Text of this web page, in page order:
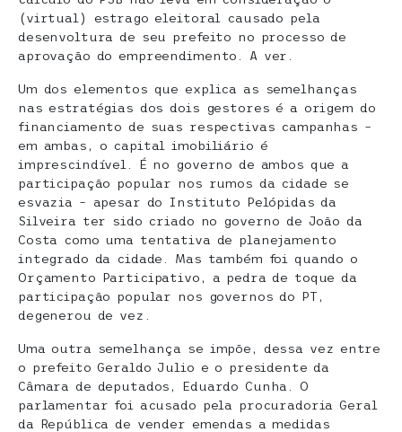
(virtual) estrago eleitoral causado pela
desenvoltura de seu prefeito no processo de
aprovação do empreendimento. A ver.
Um dos elementos que explica as semelhanças
nas estratégias dos dois gestores é a origem do
financiamento de suas respectivas campanhas –
em ambas, o capital imobiliário é
imprescindível. É no governo de ambos que a
participação popular nos rumos da cidade se
esvazia – apesar do Instituto Pelópidas da
Silveira ter sido criado no governo de João da
Costa como uma tentativa de planejamento
integrado da cidade. Mas também foi quando o
Orçamento Participativo, a pedra de toque da
participação popular nos governos do PT,
degenerou de vez.
Uma outra semelhança se impõe, dessa vez entre
o prefeito Geraldo Julio e o presidente da
Câmara de deputados, Eduardo Cunha. O
parlamentar foi acusado pela procuradoria Geral
da República de vender emendas a medidas